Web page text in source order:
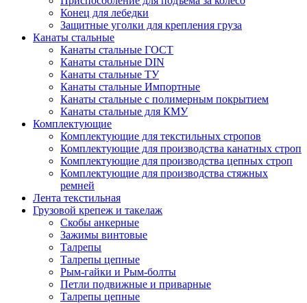
Конец для лебедки
Защитные уголки для крепления груза
Канаты стальные
Канаты стальные ГОСТ
Канаты стальные DIN
Канаты стальные ТУ
Канаты стальные Импортные
Канаты стальные с полимерным покрытием
Канаты стальные для КМУ
Комплектующие
Комплектующие для текстильных стропов
Комплектующие для производства канатных строп
Комплектующие для производства цепных строп
Комплектующие для производства стяжных
ремней
Лента текстильная
Грузовой крепеж и такелаж
Скобы анкерные
Зажимы винтовые
Талрепы
Талрепы цепные
Рым-гайки и Рым-болты
Петли подвижные и приварные
Талрепы цепные